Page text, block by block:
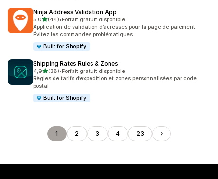
Ninja Address Validation App
5,0étoile(s) sur 5
(44)
44 avis au total
•Forfait gratuit disponible
Application de validation d’adresses pour la page de paiement.
Évitez les commandes problématiques.
Built for Shopify
Shipping Rates Rules & Zones
4,9étoile(s) sur 5
(38)
38 avis au total
•Forfait gratuit disponible
Règles de tarifs d’expédition et zones personnalisées par code
postal
Built for Shopify
1 2 3 4 23